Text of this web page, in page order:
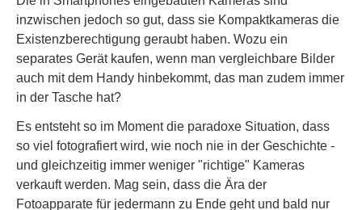
inzwischen jedoch so gut, dass sie Kompaktkameras die
Existenzberechtigung geraubt haben. Wozu ein
separates Gerät kaufen, wenn man vergleichbare Bilder
auch mit dem Handy hinbekommt, das man zudem immer
in der Tasche hat?
Es entsteht so im Moment die paradoxe Situation, dass
so viel fotografiert wird, wie noch nie in der Geschichte -
und gleichzeitig immer weniger "richtige" Kameras
verkauft werden. Mag sein, dass die Ära der
Fotoapparate für jedermann zu Ende geht und bald nur